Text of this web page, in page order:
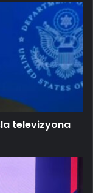
televizyona